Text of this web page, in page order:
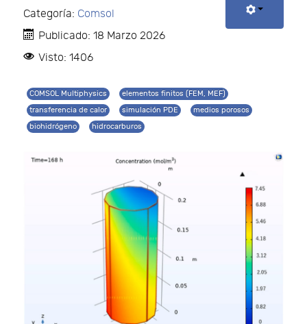
Categoría: Comsol
Publicado: 18 Marzo 2026
Visto: 1406
COMSOL Multiphysics
elementos finitos (FEM, MEF)
transferencia de calor
simulación PDE
medios porosos
biohidrógeno
hidrocarburos